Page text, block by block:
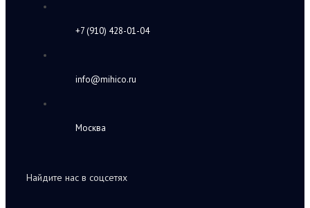
+7 (910) 428-01-04
info@mihico.ru
Москва
Найдите нас в соцсетях